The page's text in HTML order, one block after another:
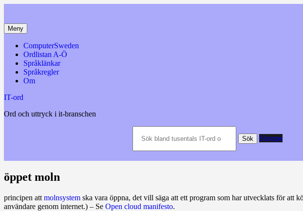
innehåll
Meny
ComputerSweden
Ordlistan A-Ö
Språklänkar
Språkregler
Om
IT-ord
Ord och uttryck i it-branschen
bland
Sök Slumpa
öppet moln
principen att molnsystem ska vara öppna, det vill säga att ett program som har utvecklats för att
användare genom internet.) – Se Open cloud manifesto.